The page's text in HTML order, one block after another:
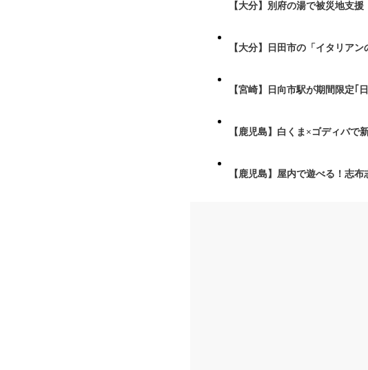
【大分】別府の湯で被災地支
【大分】日田市の「イタリア
【宮崎】日向市駅が期間限定｢
【鹿児島】白くま×ゴディバで
【鹿児島】屋内で遊べる！志